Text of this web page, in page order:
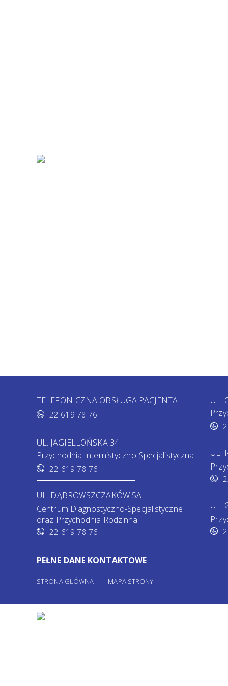
TELEFONICZNA OBSŁUGA PACJENTA
22 619 78 76
UL. JAGIELLOŃSKA 34
Przychodnia Internistyczno-Specjalistyczna
22 619 78 76
UL. DĄBROWSZCZAKÓW 5A
Centrum Diagnostyczno-Specjalistyczne
oraz Przychodnia Rodzinna
22 619 78 76
UL.
UL.
UL.
PEŁNE DANE KONTAKTOWE
STRONA GŁÓWNA MAPA STRONY